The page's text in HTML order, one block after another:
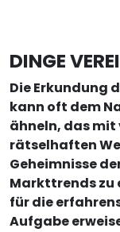
DINGE
Die Erkundung
kann oft dem
ähneln, das mit
rätselhaften
Geheimnisse
Markttrends zu
für die
Aufgabe